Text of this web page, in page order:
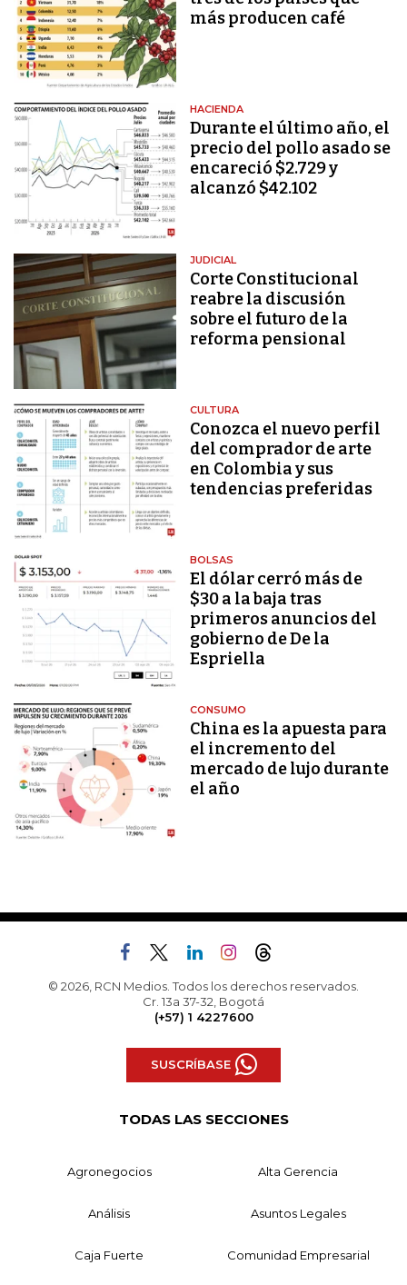
más producen café
HACIENDA
Durante el último año, el
precio del pollo asado se
encareció $2.729 y
alcanzó $42.102
JUDICIAL
Corte Constitucional
reabre la discusión
sobre el futuro de la
reforma pensional
CULTURA
Conozca el nuevo perfil
del comprador de arte
en Colombia y sus
tendencias preferidas
BOLSAS
El dólar cerró más de
$30 a la baja tras
primeros anuncios del
gobierno de De la
Espriella
CONSUMO
China es la apuesta para
el incremento del
mercado de lujo durante
el año
© 2026, RCN Medios. Todos los derechos reservados.
Cr. 13a 37-32, Bogotá
(+57) 1 4227600
SUSCRÍBASE
TODAS LAS SECCIONES
Agronegocios Alta Gerencia
Análisis Asuntos Legales
Caja Fuerte Comunidad Empresarial